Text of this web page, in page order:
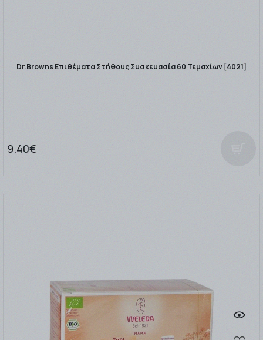
Dr.Browns Επιθέματα Στήθους Συσκευασία 60 Τεμαχίων [4021]
9.40€